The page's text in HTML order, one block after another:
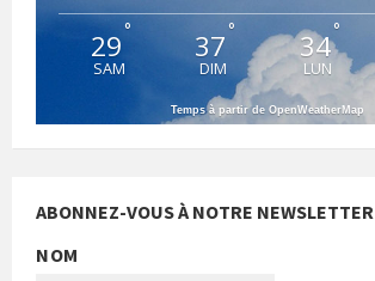
29°
SAM
37 °
DIM
34°
LUN
Temps à partir de OpenWeatherMap
ABONNEZ-VOUS À NOTRE NEWSLETTER
NOM